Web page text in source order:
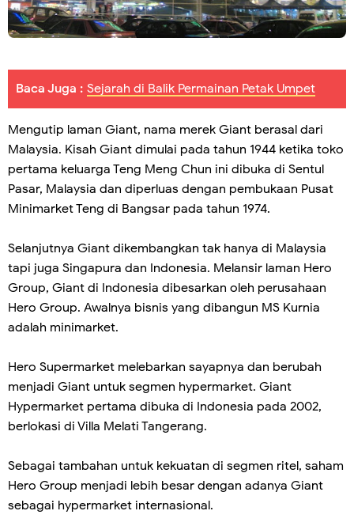
Baca Juga : Sejarah di Balik Permainan Petak Umpet
Mengutip laman Giant, nama merek Giant berasal dari
Malaysia. Kisah Giant dimulai pada tahun 1944 ketika toko
pertama keluarga Teng Meng Chun ini dibuka di Sentul
Pasar, Malaysia dan diperluas dengan pembukaan Pusat
Minimarket Teng di Bangsar pada tahun 1974.
Selanjutnya Giant dikembangkan tak hanya di Malaysia
tapi juga Singapura dan Indonesia. Melansir laman Hero
Group, Giant di Indonesia dibesarkan oleh perusahaan
Hero Group. Awalnya bisnis yang dibangun MS Kurnia
adalah minimarket.
Hero Supermarket melebarkan sayapnya dan berubah
menjadi Giant untuk segmen hypermarket. Giant
Hypermarket pertama dibuka di Indonesia pada 2002,
berlokasi di Villa Melati Tangerang.
Sebagai tambahan untuk kekuatan di segmen ritel, saham
Hero Group menjadi lebih besar dengan adanya Giant
sebagai hypermarket internasional.